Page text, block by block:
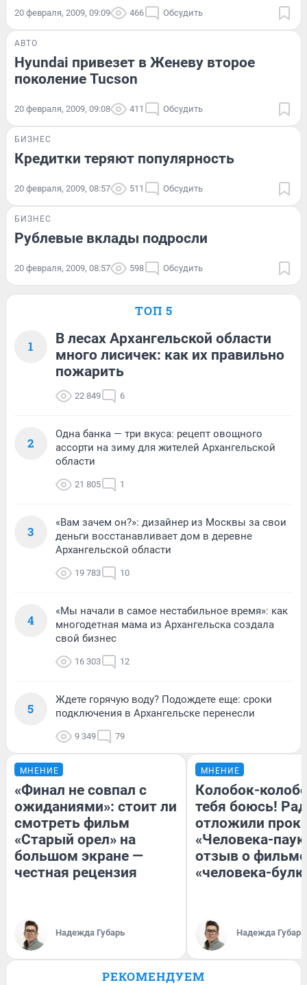
20 февраля, 2009, 09:09 466 Обсудить
АВТО
Hyundai привезет в Женеву второе
поколение Tucson
20 февраля, 2009, 09:08 411 Обсудить
БИЗНЕС
Кредитки теряют популярность
20 февраля, 2009, 08:57 511 Обсудить
БИЗНЕС
Рублевые вклады подросли
20 февраля, 2009, 08:57 598 Обсудить
ТОП 5
1
В лесах Архангельской области
много лисичек: как их правильно
пожарить
22 849 6
2
Одна банка — три вкуса: рецепт овощного
ассорти на зиму для жителей Архангельской
области
21 805 1
3
«Вам зачем он?»: дизайнер из Москвы за свои
деньги восстанавливает дом в деревне
Архангельской области
19 783 10
4
«Мы начали в самое нестабильное время»: как
многодетная мама из Архангельска создала
свой бизнес
16 303 12
5
Ждете горячую воду? Подождете еще: сроки
подключения в Архангельске перенесли
9 349 79
МНЕНИЕ
«Финал не совпал с
ожиданиями»: стоит ли
смотреть фильм
«Старый орел» на
большом экране —
честная рецензия
Надежда Губарь
МНЕНИЕ
Колобок-
тебя боюсь!
отложили
«Человека-
отзыв о
«человека-
Надежда Губарь
РЕКОМЕНДУЕМ